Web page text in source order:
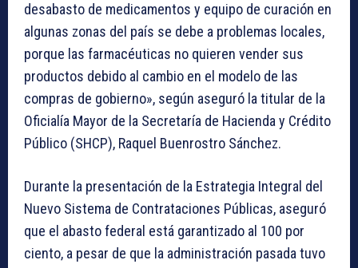
desabasto de medicamentos y equipo de curación en
algunas zonas del país se debe a problemas locales,
porque las farmacéuticas no quieren vender sus
productos debido al cambio en el modelo de las
compras de gobierno», según aseguró la titular de la
Oficialía Mayor de la Secretaría de Hacienda y Crédito
Público (SHCP), Raquel Buenrostro Sánchez.
Durante la presentación de la Estrategia Integral del
Nuevo Sistema de Contrataciones Públicas, aseguró
que el abasto federal está garantizado al 100 por
ciento, a pesar de que la administración pasada tuvo